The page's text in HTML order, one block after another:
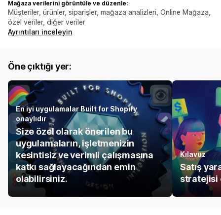
Mağaza verilerini görüntüle ve düzenle:
Müşteriler, ürünler, siparişler, mağaza analizleri, Online Mağaza,
özel veriler, diğer veriler
Ayrıntıları inceleyin
Öne çıktığı yer:
En iyi uygulamalar Built for Shopify
onaylıdır
Size özel olarak önerilen bu
uygulamaların, işletmenizin
kesintisiz ve verimli çalışmasına
katkı sağlayacağından emin
olabilirsiniz.
Kılavuz
Satış
stratejisi